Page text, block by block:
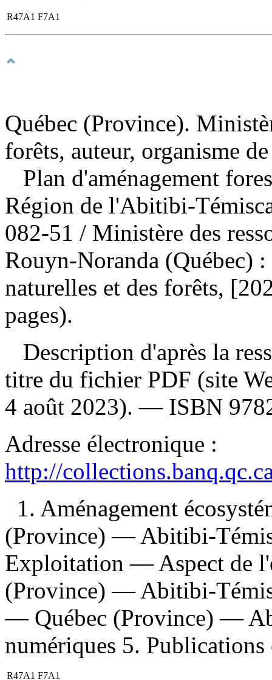
R47A1 F7A1
Québec (Province).
forêts, auteur, organisme
Plan d'aménagement
Région de l'Abitibi-
082-51 / Ministère des
Rouyn-Noranda (Québec)
naturelles et des forêts,
pages).
Description d'après la
titre du fichier PDF (site
4 août 2023). — ISBN
Adresse électronique :
http://
1. Aménagement
(Province) — Abitibi-
Exploitation — Aspect de
(Province) — Abitibi-
— Québec (Province) —
numériques 5.
R47A1 F7A1